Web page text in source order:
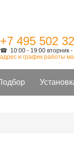
+7 495 502
☎ 10:00 - 19:00 вторник -
адрес и график работы